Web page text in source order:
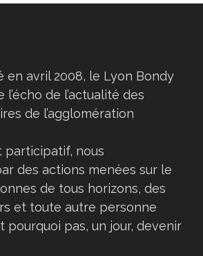
en avril 2008, le Lyon Bondy
de l’actualité des
de l’agglomération
participatif, nous
des actions menées sur le
de tous horizons, des
et toute autre personne
pourquoi pas, un jour, devenir